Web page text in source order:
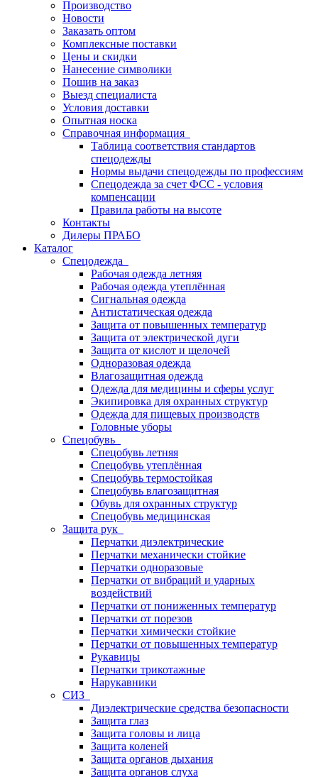
Производство
Новости
Заказать оптом
Комплексные поставки
Цены и скидки
Нанесение символики
Пошив на заказ
Выезд специалиста
Условия доставки
Опытная носка
Справочная информация
Таблица соответствия стандартов
спецодежды
Нормы выдачи спецодежды по профессиям
Спецодежда за счет ФСС - условия
компенсации
Правила работы на высоте
Контакты
Дилеры ПРАБО
Каталог
Спецодежда
Рабочая одежда летняя
Рабочая одежда утеплённая
Сигнальная одежда
Антистатическая одежда
Защита от повышенных температур
Защита от электрической дуги
Защита от кислот и щелочей
Одноразовая одежда
Влагозащитная одежда
Одежда для медицины и сферы услуг
Экипировка для охранных структур
Одежда для пищевых производств
Головные уборы
Спецобувь
Спецобувь летняя
Спецобувь утеплённая
Спецобувь термостойкая
Спецобувь влагозащитная
Обувь для охранных структур
Спецобувь медицинская
Защита рук
Перчатки диэлектрические
Перчатки механически стойкие
Перчатки одноразовые
Перчатки от вибраций и ударных
воздействий
Перчатки от пониженных температур
Перчатки от порезов
Перчатки химически стойкие
Перчатки от повышенных температур
Рукавицы
Перчатки трикотажные
Нарукавники
СИЗ
Диэлектрические средства безопасности
Защита глаз
Защита головы и лица
Защита коленей
Защита органов дыхания
Защита органов слуха